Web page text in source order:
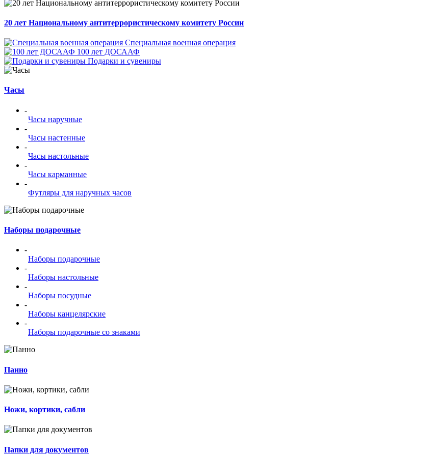
20 лет Национальному антитеррористическому комитету России
Специальная военная операция
100 лет ДОСААФ
Подарки и сувениры
Часы
-
Часы наручные
-
Часы настенные
-
Часы настольные
-
Часы карманные
-
Футляры для наручных часов
Наборы подарочные
-
Наборы подарочные
-
Наборы настольные
-
Наборы посудные
-
Наборы канцелярские
-
Наборы подарочные со знаками
Панно
Ножи, кортики, сабли
Папки для документов